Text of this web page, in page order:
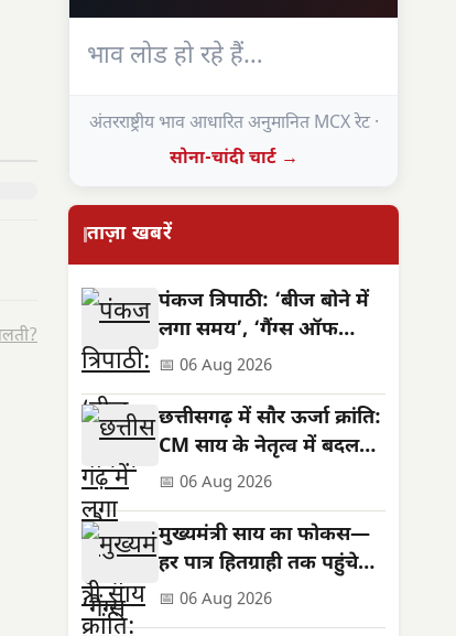
भाव लोड हो रहे हैं…
अंतरराष्ट्रीय भाव आधारित अनुमानित MCX रेट ·
सोना-चांदी चार्ट →
ताज़ा खबरें
पंकज त्रिपाठी: ‘बीज बोने में
लगा समय’, ‘गैंग्स ऑफ
वासेपुर’ से पहले का सफर
📅 06 Aug 2026
छत्तीसगढ़ में सौर ऊर्जा क्रांति:
CM साय के नेतृत्व में बदलती
तस्वीर
📅 06 Aug 2026
मुख्यमंत्री साय का फोकस—
हर पात्र हितग्राही तक पहुंचे
शासन की योजनाओं का लाभ
📅 06 Aug 2026